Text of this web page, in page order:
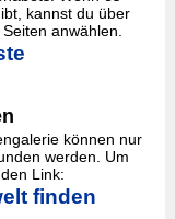
kannst du über
anwählen.
können nur
werden. Um
Link:
finden